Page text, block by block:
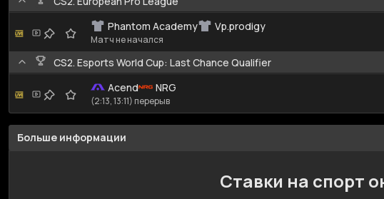
Phantom Academy
Vp.prodigy
Матч не начался
CS2. Esports World Cup: Last Chance Qualifier
Acend
NRG
(2:13, 13:11) перерыв
Больше информации
Ставки на спорт